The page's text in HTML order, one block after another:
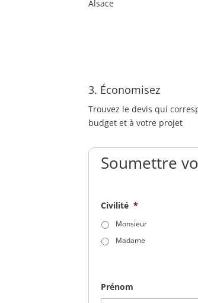
Alsace
3. Économisez
Trouvez le devis qui
budget et à votre projet
Soumettre
Civilité *
Monsieur
Madame
Prénom